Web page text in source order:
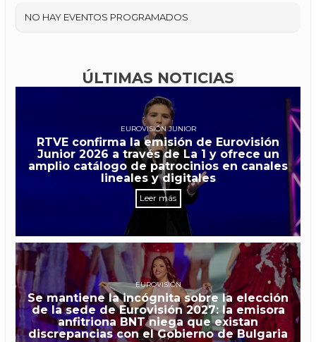
NO HAY EVENTOS PROGRAMADOS
ÚLTIMAS NOTICIAS
EUROVISIÓN JUNIOR
RTVE confirma la emisión de Eurovisión
Junior 2026 a través de La 1 y ofrece un
amplio catálogo de patrocinios en canales
lineales y digitales
Leer más
EUROVISIÓN
Se mantiene la incógnita sobre la elección
de la sede de Eurovisión 2027: la emisora
anfitriona BNT niega que existan
discrepancias con el Gobierno de Bulgaria